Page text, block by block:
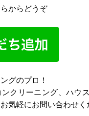
からどうぞ
グのプロ！
クリーニング、ハウ
気軽にお問い合わせく